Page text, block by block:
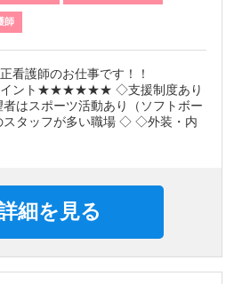
師
看護師のお仕事です！！
ント★★★★★★ ◇支援制度あり
はスポーツ活動あり（ソフトボー
タッフが多い職場 ◇ ◇外装・内
細を見る